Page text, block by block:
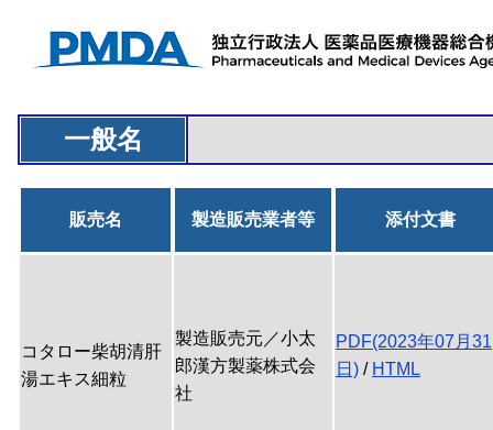
一般名
販売名 製造販売業者等 添付文書
コタロー柴胡清肝
湯エキス細粒
製造販売元／小太
郎漢方製薬株式会
社
PDF(2023年07月31
日) / HTML